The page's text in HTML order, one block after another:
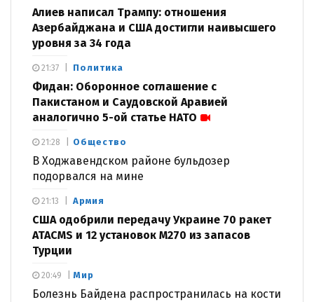
Алиев написал Трампу: отношения
Азербайджана и США достигли наивысшего
уровня за 34 года
Политика
Фидан: Оборонное соглашение с
Пакистаном и Саудовской Аравией
аналогично 5-ой статье НАТО
21:37
Общество
В Ходжавендском районе бульдозер
подорвался на мине
21:28
Армия
США одобрили передачу Украине 70 ракет
ATACMS и 12 установок M270 из запасов
Турции
21:13
Мир
Болезнь Байдена распространилась на кости
20:49